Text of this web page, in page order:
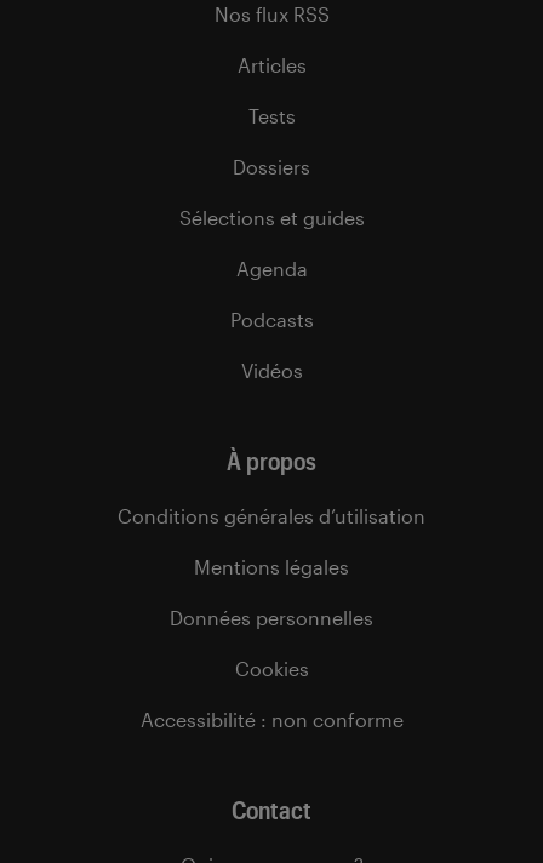
Nos flux RSS
Articles
Tests
Dossiers
Sélections et guides
Agenda
Podcasts
Vidéos
À propos
Conditions générales d’utilisation
Mentions légales
Données personnelles
Cookies
Accessibilité : non conforme
Contact